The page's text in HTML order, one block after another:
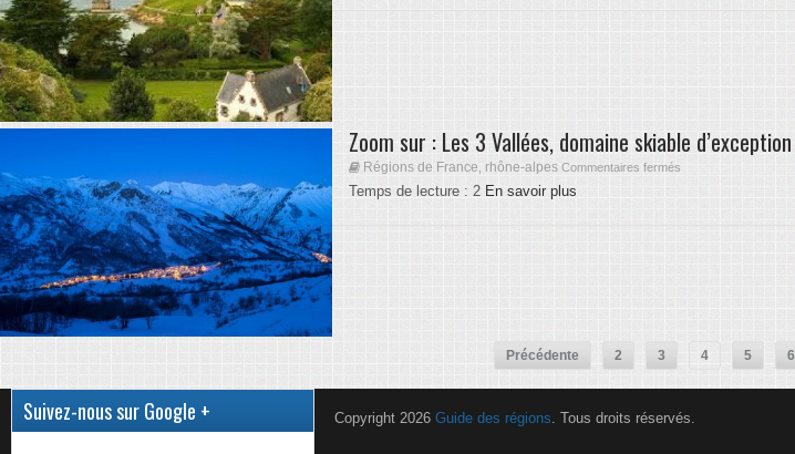
Zoom sur : Les 3 Vallées, domaine skiable d’exception
Régions de France rhône-alpes Commentaires fermés
Temps de lecture : 2 En savoir plus
Précédente 2 3 4 5 6
Suivez-nous sur Google + Copyright 2026 Guide des régions . Tous droits réservés.